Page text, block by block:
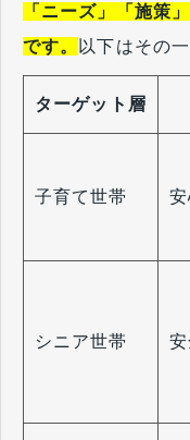
「ニーズ」「施策
です。
以下はその
ターゲット層
子育て世帯
シニア世帯